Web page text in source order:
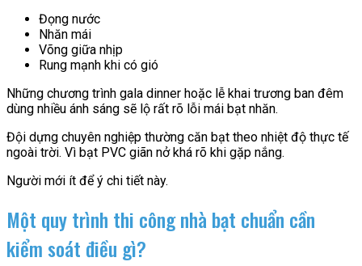
Đọng nước
Nhăn mái
Võng giữa nhịp
Rung mạnh khi có gió
Những chương trình gala dinner hoặc lễ khai trương ban đêm
dùng nhiều ánh sáng sẽ lộ rất rõ lỗi mái bạt nhăn.
Đội dựng chuyên nghiệp thường căn bạt theo nhiệt độ thực tế
ngoài trời. Vì bạt PVC giãn nở khá rõ khi gặp nắng.
Người mới ít để ý chi tiết này.
Một quy trình thi công nhà bạt chuẩn cần
kiểm soát điều gì?